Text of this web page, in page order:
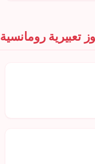
تعبيرية رومانسية